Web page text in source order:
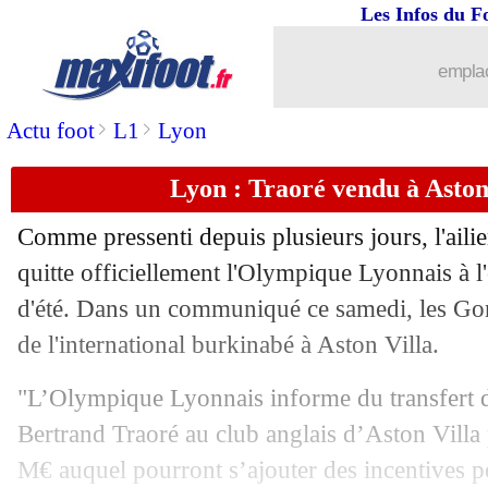
Actu foot> L1 > Lyon
Les Infos du
Lyon : Traoré vendu à
Comme pressenti depuis plusieurs jours,
quitte officiellement l'Olympique Lyonnais à
d'été. Dans un communiqué ce samedi, les
de l'international burkinabé à Aston Villa.
"L’Olympique Lyonnais informe du transfert
Bertrand Traoré au club anglais d’Aston
M€ auquel pourront s’ajouter des incentives
: James buteur, Everton s'amuse
19/09 Tottenham: Ndombélé déterminé à
: Azpilicueta défend Giroud
19/09 PSG: Choupo-Moting, les regrets de
19/09 Lyon: une lutte avec Valence pour
19/09 Real: Jovic, Zidane valide l'idée d'un
19/09 PSG: le mercato, Tuchel donne ses
Barça : Koeman ne compte pas sur